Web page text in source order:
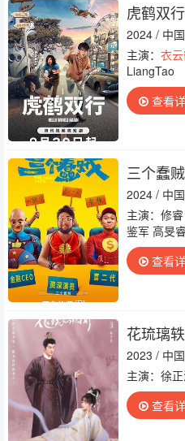
虎鹤双行
2024 / 中
主演： 衣
LiangTao
查看
三个蠢贼
2024 / 中
主演：修
鉴军 高旻
查看
花琉璃
2023 / 中
主演：徐
查看